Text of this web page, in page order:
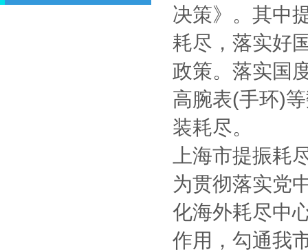
决策》。其中
耗尽，落实好
政策。落实国
高腕表(手环)
装耗尽。
上海市提振耗
为贯彻落实党
化海外耗尽中
作用，勾通我